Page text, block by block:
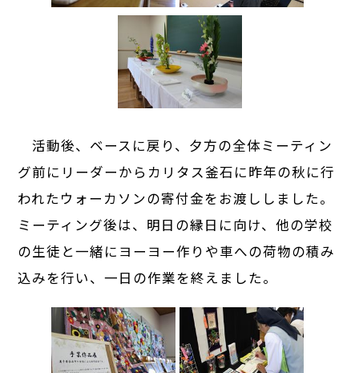
活動後、ベースに戻り、夕方の全体ミーティン
グ前にリーダーからカリタス釜石に昨年の秋に行
われたウォーカソンの寄付金をお渡ししました。
ミーティング後は、明日の縁日に向け、他の学校
の生徒と一緒にヨーヨー作りや車への荷物の積み
込みを行い、一日の作業を終えました。